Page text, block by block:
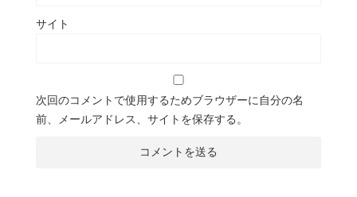
サイト
次回のコメントで使用するためブラウザーに自分の名
前、メールアドレス、サイトを保存する。